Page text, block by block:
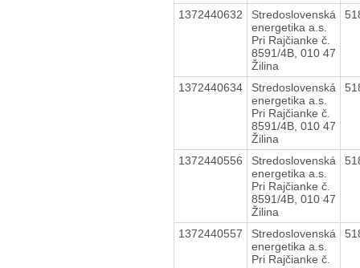
1372440632
Stredoslovenská
energetika a.s.
Pri Rajčianke č.
8591/4B, 010 47
Žilina
1372440634
Stredoslovenská
energetika a.s.
Pri Rajčianke č.
8591/4B, 010 47
Žilina
1372440556
Stredoslovenská
energetika a.s.
Pri Rajčianke č.
8591/4B, 010 47
Žilina
1372440557
Stredoslovenská
energetika a.s.
Pri Rajčianke č.